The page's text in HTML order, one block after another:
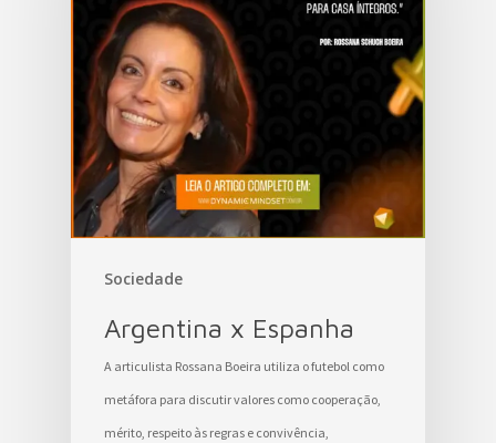
Sociedade
Argentina x Espanha
A articulista Rossana Boeira utiliza o futebol como
metáfora para discutir valores como cooperação,
mérito, respeito às regras e convivência,